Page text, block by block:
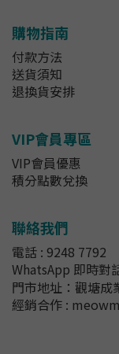
購物指南
付款方法
送貨須知
退換貨安排
VIP會員專區
VIP會員優惠
積分點數兌換
聯絡我們
電話 : 9248 7792
WhatsApp 即時對
門市地址： 觀塘成
經銷合作 :